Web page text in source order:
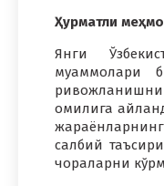
Ҳурматли
Янги
муаммолари
ривожланишни
омилига
салбий
чораларни